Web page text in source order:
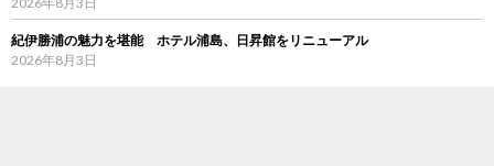
紀伊勝浦の魅力を堪能 ホテル浦島、日昇館をリニューアル
2026年8月3日